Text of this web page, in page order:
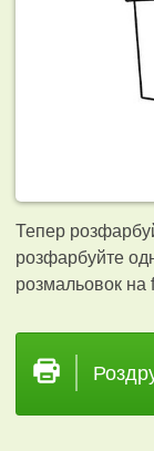
Тепер
розфарбуйте
розмальовок